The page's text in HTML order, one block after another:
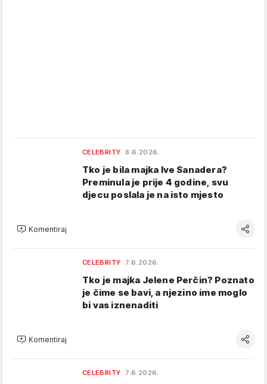
CELEBRITY 8.6.2026.
Tko je bila majka Ive Sanadera?
Preminula je prije 4 godine, svu
djecu poslala je na isto mjesto
Komentiraj
CELEBRITY 7.6.2026.
Tko je majka Jelene Perčin? Poznato
je čime se bavi, a njezino ime moglo
bi vas iznenaditi
Komentiraj
CELEBRITY 7.6.2026.